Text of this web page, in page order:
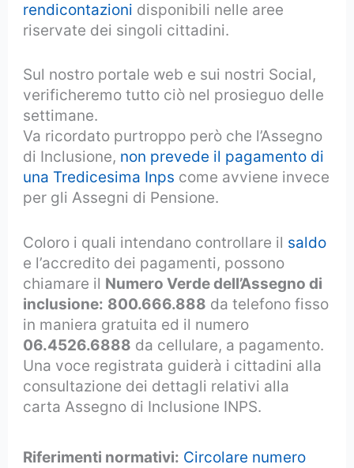
rendicontazioni disponibili nelle aree
riservate dei singoli cittadini.
Sul nostro portale web e sui nostri Social,
verificheremo tutto ciò nel prosieguo delle
settimane.
Va ricordato purtroppo però che l’Assegno
di Inclusione, non prevede il pagamento di
una Tredicesima Inps come avviene invece
per gli Assegni di Pensione.
Coloro i quali intendano controllare il saldo
e l’accredito dei pagamenti, possono
chiamare il Numero Verde dell’Assegno di
inclusione: 800.666.888 da telefono fisso
in maniera gratuita ed il numero
06.4526.6888 da cellulare, a pagamento.
Una voce registrata guiderà i cittadini alla
consultazione dei dettagli relativi alla
carta Assegno di Inclusione INPS.
Riferimenti normativi: Circolare numero